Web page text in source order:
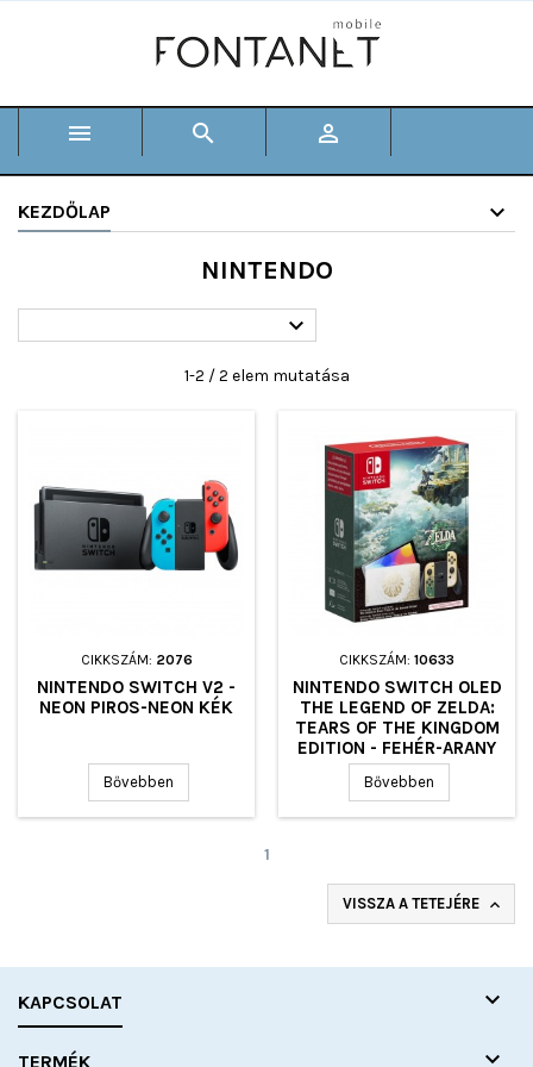
  
KEZDŐLAP
NINTENDO

1-2 / 2 elem mutatása
CIKKSZÁM: 2076
NINTENDO SWITCH V2 -
NEON PIROS-NEON KÉK
Bővebben
CIKKSZÁM: 10633
NINTENDO SWITCH OLED
THE LEGEND OF ZELDA:
TEARS OF THE KINGDOM
EDITION - FEHÉR-ARANY
Bővebben
1
VISSZA A TETEJÉRE 
KAPCSOLAT 
TERMÉK 